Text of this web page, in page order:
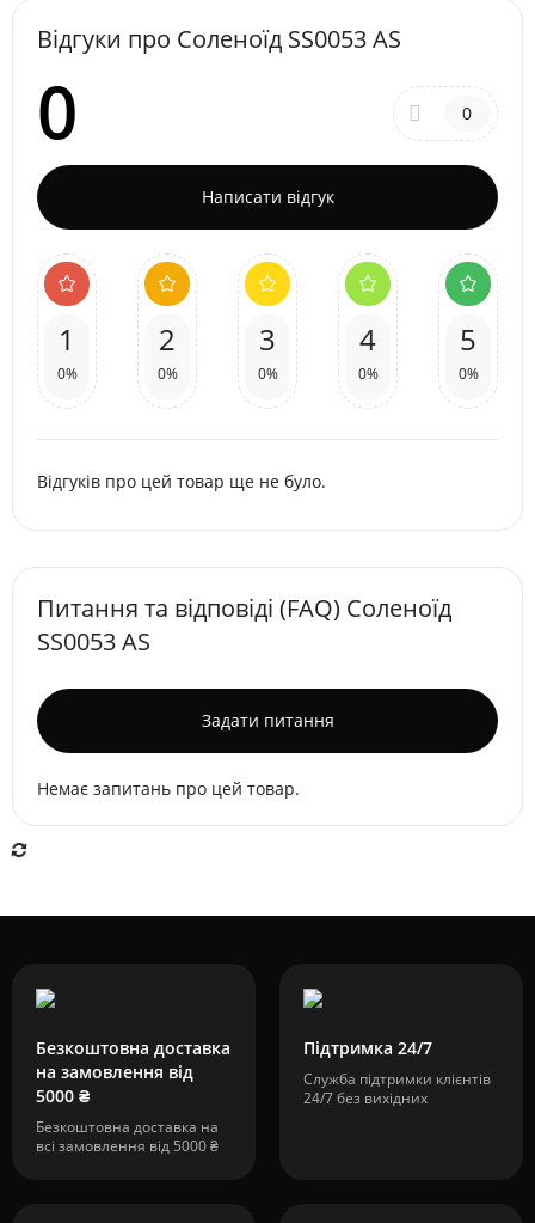
Відгуки про Соленоїд SS0053 AS
0 0
Написати відгук
1
0%
2
0%
3
0%
4
0%
5
0%
Відгуків про цей товар ще не було.
Питання та відповіді (FAQ) Соленоїд
SS0053 AS
Задати питання
Немає запитань про цей товар.
Безкоштовна доставка
на замовлення від
5000 ₴
Безкоштовна доставка на
всі замовлення від 5000 ₴
Підтримка 24/7
Служба підтримки клієнтів
24/7 без вихідних